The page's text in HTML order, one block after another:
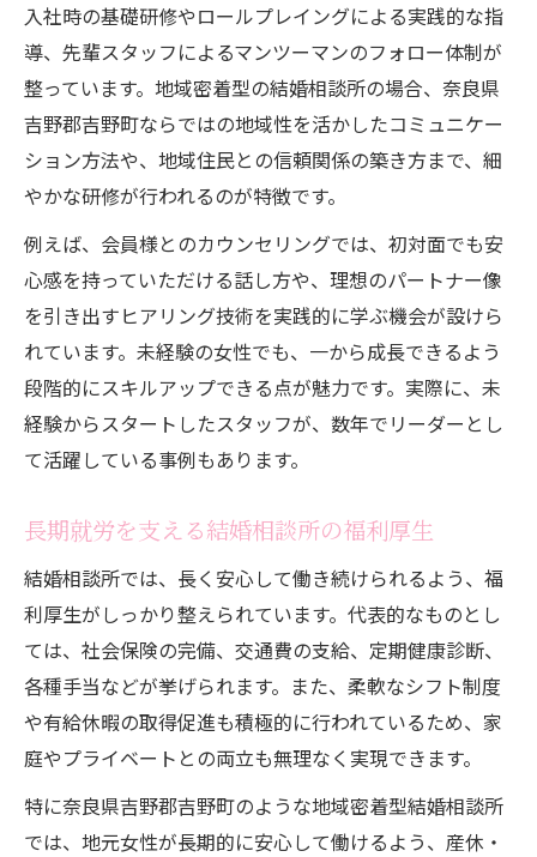
入社時の基礎研修やロールプレイングによる実践的な指
導、先輩スタッフによるマンツーマンのフォロー体制が
整っています。地域密着型の結婚相談所の場合、奈良県
吉野郡吉野町ならではの地域性を活かしたコミュニケー
ション方法や、地域住民との信頼関係の築き方まで、細
やかな研修が行われるのが特徴です。
例えば、会員様とのカウンセリングでは、初対面でも安
心感を持っていただける話し方や、理想のパートナー像
を引き出すヒアリング技術を実践的に学ぶ機会が設けら
れています。未経験の女性でも、一から成長できるよう
段階的にスキルアップできる点が魅力です。実際に、未
経験からスタートしたスタッフが、数年でリーダーとし
て活躍している事例もあります。
長期就労を支える結婚相談所の福利厚生
結婚相談所では、長く安心して働き続けられるよう、福
利厚生がしっかり整えられています。代表的なものとし
ては、社会保険の完備、交通費の支給、定期健康診断、
各種手当などが挙げられます。また、柔軟なシフト制度
や有給休暇の取得促進も積極的に行われているため、家
庭やプライベートとの両立も無理なく実現できます。
特に奈良県吉野郡吉野町のような地域密着型結婚相談所
では、地元女性が長期的に安心して働けるよう、産休・